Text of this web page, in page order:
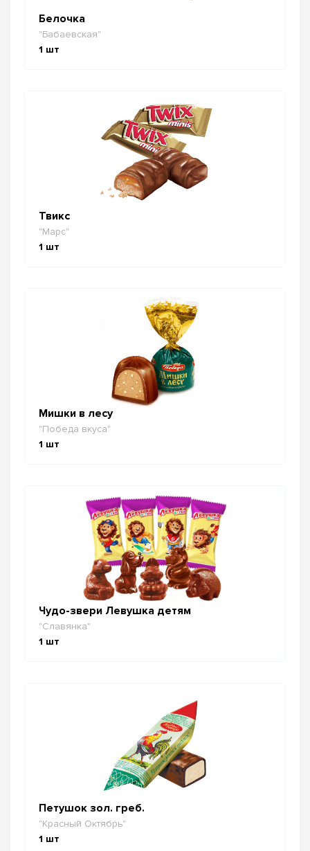
Белочка
"Бабаевская"
1 шт
Твикс
"Марс"
1 шт
Мишки в лесу
"Победа вкуса"
1 шт
Чудо-звери Левушка детям
"Славянка"
1 шт
Петушок зол. греб.
"Красный Октябрь"
1 шт